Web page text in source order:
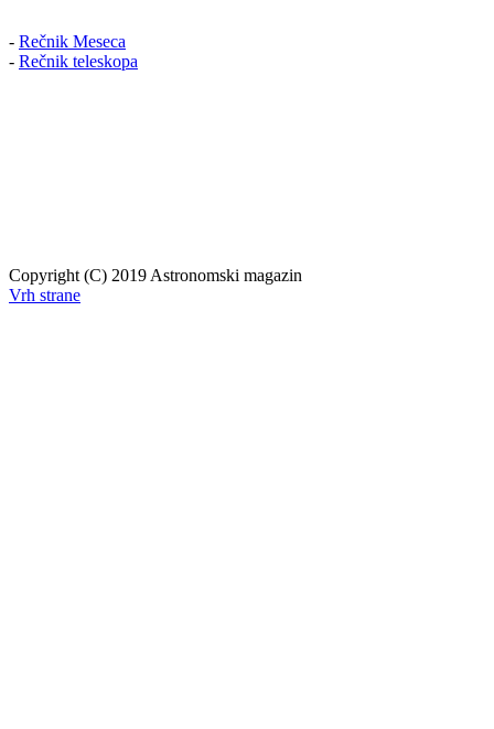
- Rečnik Meseca
- Rečnik teleskopa
Copyright (C) 2019 Astronomski magazin
Vrh strane